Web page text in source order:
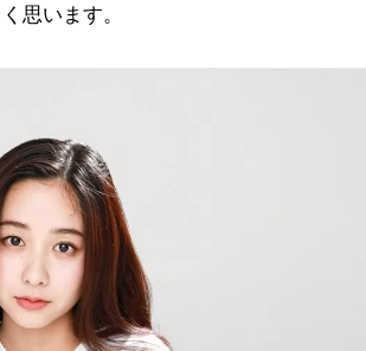
思います。